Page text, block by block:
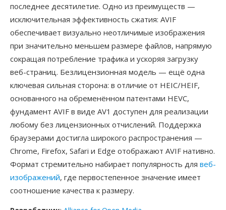
последнее десятилетие. Одно из преимуществ —
исключительная эффективность сжатия: AVIF
обеспечивает визуально неотличимые изображения
при значительно меньшем размере файлов, напрямую
сокращая потребление трафика и ускоряя загрузку
веб-страниц. Безлицензионная модель — ещё одна
ключевая сильная сторона: в отличие от HEIC/HEIF,
основанного на обременённом патентами HEVC,
фундамент AVIF в виде AV1 доступен для реализации
любому без лицензионных отчислений. Поддержка
браузерами достигла широкого распространения —
Chrome, Firefox, Safari и Edge отображают AVIF нативно.
Формат стремительно набирает популярность для веб-
изображений, где первостепенное значение имеет
соотношение качества к размеру.